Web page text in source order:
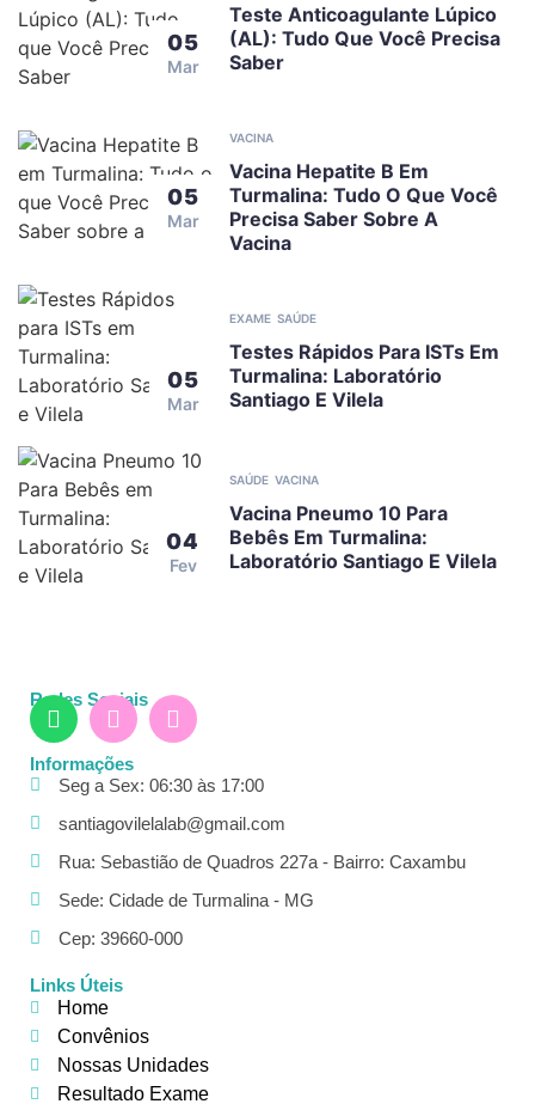
05
Mar
Teste Anticoagulante Lúpico
(AL): Tudo Que Você Precisa
Saber
05
Mar
VACINA
Vacina Hepatite B Em
Turmalina: Tudo O Que Você
Precisa Saber Sobre A
Vacina
05
Mar
EXAME SAÚDE
Testes Rápidos Para ISTs Em
Turmalina: Laboratório
Santiago E Vilela
04
Fev
SAÚDE VACINA
Vacina Pneumo 10 Para
Bebês Em Turmalina:
Laboratório Santiago E Vilela
Redes Sociais
Informações
Seg a Sex: 06:30 às 17:00
santiagovilelalab@gmail.com
Rua: Sebastião de Quadros 227a - Bairro: Caxambu
Sede: Cidade de Turmalina - MG
Cep: 39660-000
Links Úteis
Home
Convênios
Nossas Unidades
Resultado Exame